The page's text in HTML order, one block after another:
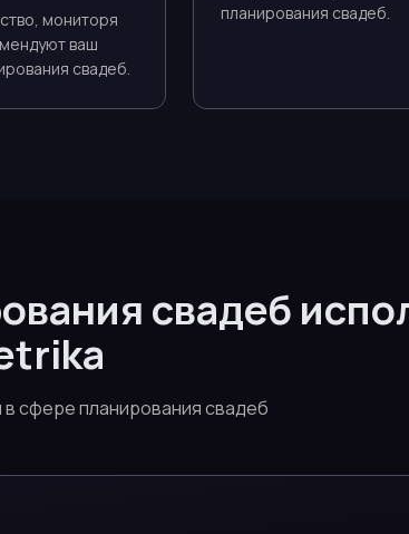
мониторя
ваш
свадеб.
планирования свадеб.
свадеб
сфере планирования свадеб